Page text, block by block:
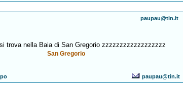
paupau@tin.it
si trova nella Baia di San Gregorio zzzzzzzzzzzzzzzzzz
San Gregorio
paupau@tin.it